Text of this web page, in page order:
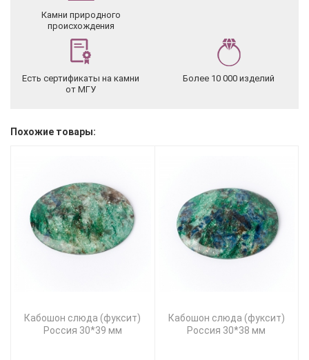
Камни природного
происхождения
Есть сертификаты на камни
от МГУ
Более 10 000 изделий
Похожие товары:
Кабошон слюда (фуксит)
Россия 30*39 мм
Кабошон слюда (фуксит)
Россия 30*38 мм